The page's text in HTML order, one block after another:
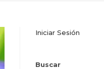
Iniciar Sesión
Buscar